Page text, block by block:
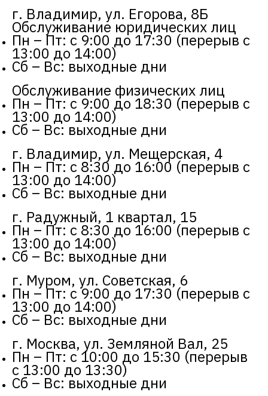
г. Владимир, ул. Егорова, 8Б
Обслуживание юридических лиц
Пн – Пт: с 9:00 до 17:30 (перерыв с
13:00 до 14:00)
Сб – Вс: выходные дни
Обслуживание физических лиц
Пн – Пт: с 9:00 до 18:30 (перерыв с
13:00 до 14:00)
Сб – Вс: выходные дни
г. Владимир, ул. Мещерская, 4
Пн – Пт: с 8:30 до 16:00 (перерыв с
13:00 до 14:00)
Сб – Вс: выходные дни
г. Радужный, 1 квартал, 15
Пн – Пт: с 8:30 до 16:00 (перерыв с
13:00 до 14:00)
Сб – Вс: выходные дни
г. Муром, ул. Советская, 6
Пн – Пт: с 9:00 до 17:30 (перерыв с
13:00 до 14:00)
Сб – Вс: выходные дни
г. Москва, ул. Земляной Вал, 25
Пн – Пт: с 10:00 до 15:30 (перерыв
с 13:00 до 13:30)
Сб – Вс: выходные дни